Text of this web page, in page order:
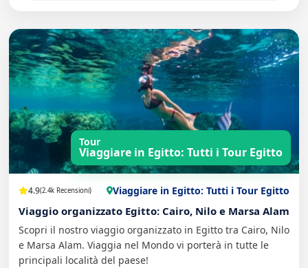
Tour
Viaggiare in Egitto: Tutti i Tour Egitto
4.9(2.4k Recensioni) Viaggiare in Egitto: Tutti i Tour Egitto
Viaggio organizzato Egitto: Cairo, Nilo e Marsa Alam
Scopri il nostro viaggio organizzato in Egitto tra Cairo, Nilo
e Marsa Alam. Viaggia nel Mondo vi porterà in tutte le
principali località del paese!